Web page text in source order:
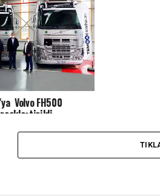
Volvo FH500